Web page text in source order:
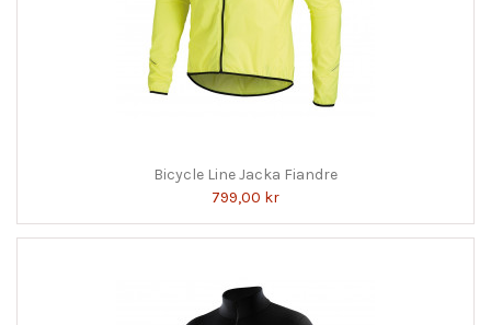
Bicycle Line Jacka Fiandre
799,00 kr